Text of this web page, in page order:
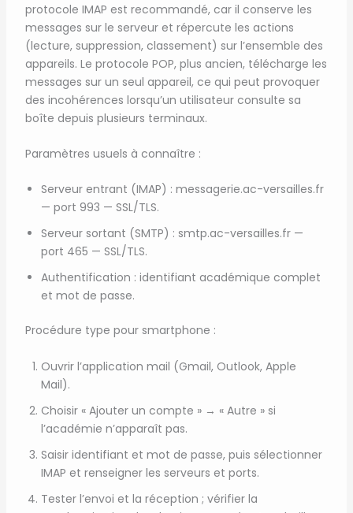
protocole IMAP est recommandé, car il conserve les
messages sur le serveur et répercute les actions
(lecture, suppression, classement) sur l’ensemble des
appareils. Le protocole POP, plus ancien, télécharge les
messages sur un seul appareil, ce qui peut provoquer
des incohérences lorsqu’un utilisateur consulte sa
boîte depuis plusieurs terminaux.
Paramètres usuels à connaître :
Serveur entrant (IMAP) : messagerie.ac-versailles.fr
— port 993 — SSL/TLS.
Serveur sortant (SMTP) : smtp.ac-versailles.fr —
port 465 — SSL/TLS.
Authentification : identifiant académique complet
et mot de passe.
Procédure type pour smartphone :
Ouvrir l’application mail (Gmail, Outlook, Apple
Mail).
Choisir « Ajouter un compte » → « Autre » si
l’académie n’apparaît pas.
Saisir identifiant et mot de passe, puis sélectionner
IMAP et renseigner les serveurs et ports.
Tester l’envoi et la réception ; vérifier la